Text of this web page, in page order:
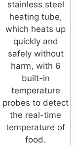
stainless steel
heating tube,
which heats up
quickly and
safely without
harm, with 6
built-in
temperature
probes to detect
the real-time
temperature of
food.